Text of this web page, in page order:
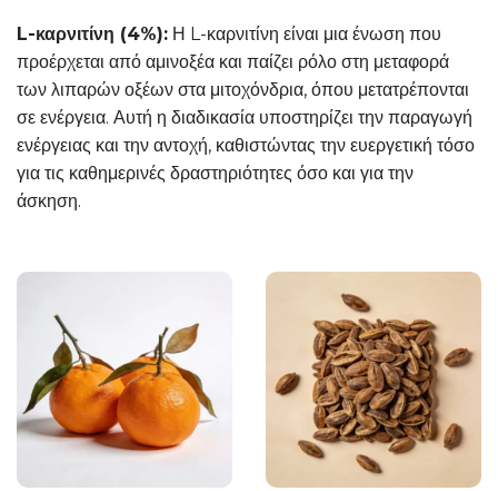
L-καρνιτίνη (4%): Η L-καρνιτίνη είναι μια ένωση που
προέρχεται από αμινοξέα και παίζει ρόλο στη μεταφορά
των λιπαρών οξέων στα μιτοχόνδρια, όπου μετατρέπονται
σε ενέργεια. Αυτή η διαδικασία υποστηρίζει την παραγωγή
ενέργειας και την αντοχή, καθιστώντας την ευεργετική τόσο
για τις καθημερινές δραστηριότητες όσο και για την
άσκηση.